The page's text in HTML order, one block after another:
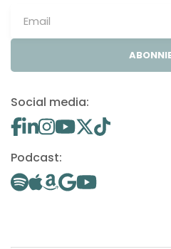
Social media:
Podcast: